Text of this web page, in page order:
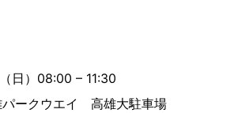
日）08:00 – 11:30
ークウエイ 高雄大駐車場